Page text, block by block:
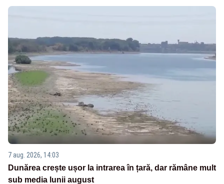
7 aug. 2026, 14:03
Dunărea crește ușor la intrarea în țară, dar rămâne mult
sub media lunii august